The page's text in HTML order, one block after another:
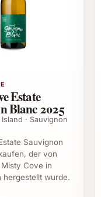
50 cl
exquisiten
um den Wein
facettenreichen
Abends.
Estate
Blanc 2025
· Sauvignon
Sauvignon
der von
Cove in
hergestellt wurde.